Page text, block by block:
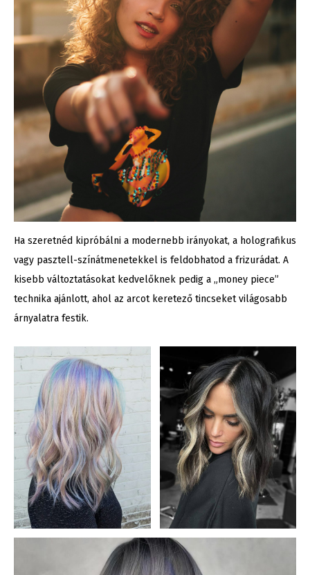
Ha szeretnéd kipróbálni a modernebb irányokat, a holografikus
vagy pasztell-színátmenetekkel is feldobhatod a frizurádat. A
kisebb változtatásokat kedvelőknek pedig a „money piece”
technika ajánlott, ahol az arcot keretező tincseket világosabb
árnyalatra festik.